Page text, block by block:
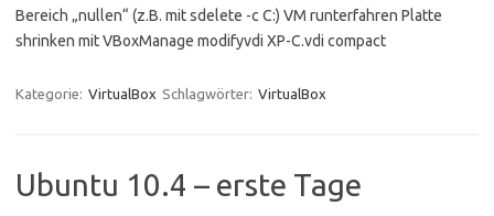
Bereich „nullen“ (z.B. mit sdelete -c C:) VM runterfahren Platte
shrinken mit VBoxManage modifyvdi XP-C.vdi compact
Kategorie: VirtualBox Schlagwörter: VirtualBox
Ubuntu 10.4 – erste Tage